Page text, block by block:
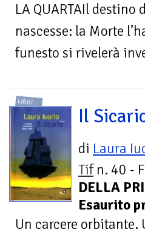
LA QUARTAIl
nascesse: la Morte
funesto si rivelerà
LIBRI
Il
di Laura
Tifn. 40 -
DELLA
Esaurito
Un carcere